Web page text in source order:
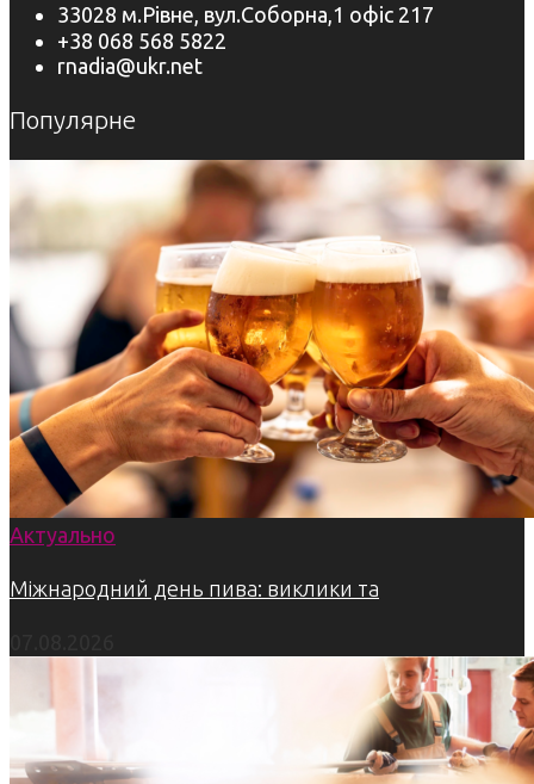
33028 м.Рівне, вул.Соборна,1 офіс 217
+38 068 568 5822
rnadia@ukr.net
Популярне
Актуально
Міжнародний день пива: виклики та